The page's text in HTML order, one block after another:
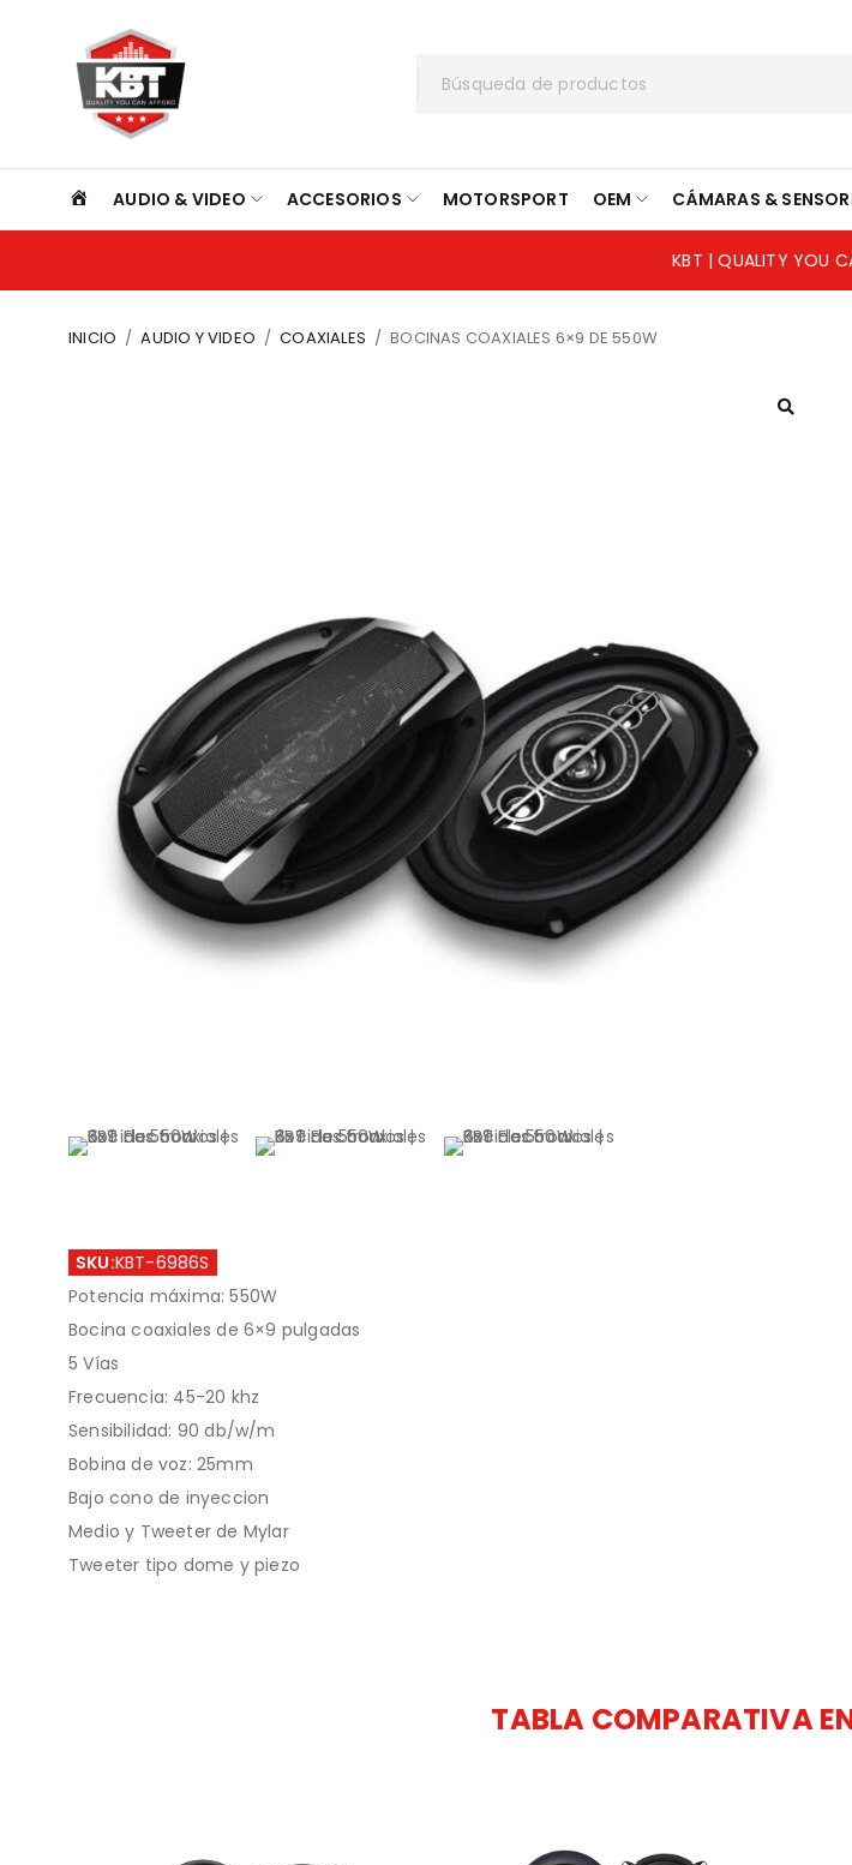
INICIO
AUDIO & VIDEO ACCESORIOS MOTORSPORT OEM CÁMARAS &
KBT | QUALITY YOU
INICIO / AUDIO Y VIDEO / COAXIALES / BOCINAS COAXIALES 6×9 DE 550W
SKU:KBT-6986S
Potencia máxima: 550W
Bocina coaxiales de 6×9 pulgadas
5 Vías
Frecuencia: 45-20 khz
Sensibilidad: 90 db/w/m
Bobina de voz: 25mm
Bajo cono de inyeccion
Medio y Tweeter de Mylar
Tweeter tipo dome y piezo
TABLA COMPARATIVA